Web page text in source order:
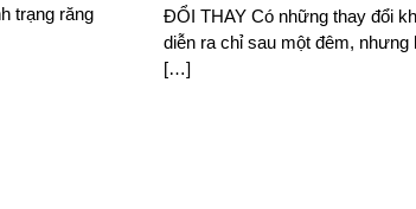
trạng răng
ĐỔI THAY Có những thay đổi
diễn ra chỉ sau một đêm, nhưng
[…]